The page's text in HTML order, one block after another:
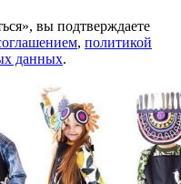
вы подтверждаете
, политикой
данных.